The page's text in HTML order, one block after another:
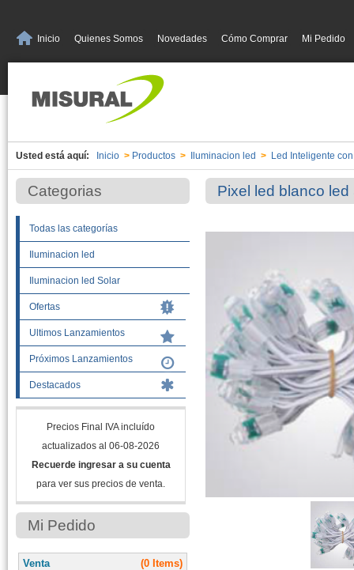
Inicio Quienes Somos Novedades Cómo Comprar Mi Pedido
Usted está aquí: Inicio > Productos > Iluminacion led > Led Inteligente
Categorias
Todas las categorías
Iluminacion led
Iluminacion led Solar
Ofertas
Ultimos Lanzamientos
Próximos Lanzamientos
Destacados
Precios Final IVA incluído
actualizados al 06-08-2026
Recuerde ingresar a su cuenta
para ver sus precios de venta.
Mi Pedido
Venta (0 Items)
Pixel led blanco